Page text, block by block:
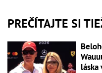
PREČÍTAJTE SI
láska